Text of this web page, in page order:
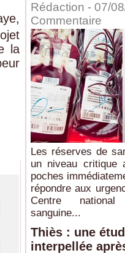
la
Rédaction - 07/
Commentaire
Les réserves de
un niveau critique
poches
répondre aux
Centre
sanguine...
Thiès : une
interpellée